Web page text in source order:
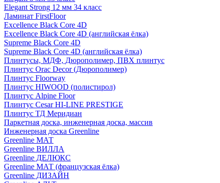
Elegant Strong 12 мм 34 класс
Ламинат FirstFloor
Excellence Black Core 4D
Excellence Black Core 4D (английская ёлка)
Supreme Black Core 4D
Supreme Black Core 4D (английская ёлка)
Плинтусы, МДФ, Дюрополимер, ПВХ плинтус
Плинтус Orac Decor (Дюрополимер)
Плинтус Floorway
Плинтус HIWOOD (полистирол)
Плинтус Alpine Floor
Плинтус Cesar HI-LINE PRESTIGE
Плинтус ТД Меридиан
Паркетная доска, инженерная доска, массив
Инженерная доска Greenline
Greenline МАТ
Greenline ВИЛЛА
Greenline ДЕЛЮКС
Greenline МАТ (французская ёлка)
Greenline ДИЗАЙН